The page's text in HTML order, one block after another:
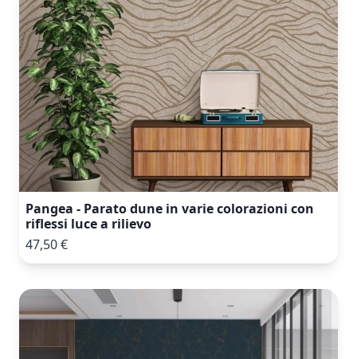
Pangea - Parato dune in varie colorazioni con
riflessi luce a rilievo
47,50 €